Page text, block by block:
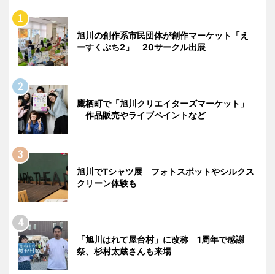
旭川の創作系市民団体が創作マーケット「え
ーすくぷち2」 20サークル出展
鷹栖町で「旭川クリエイターズマーケット」
作品販売やライブペイントなど
旭川でTシャツ展 フォトスポットやシルクス
クリーン体験も
「旭川はれて屋台村」に改称 1周年で感謝
祭、杉村太蔵さんも来場